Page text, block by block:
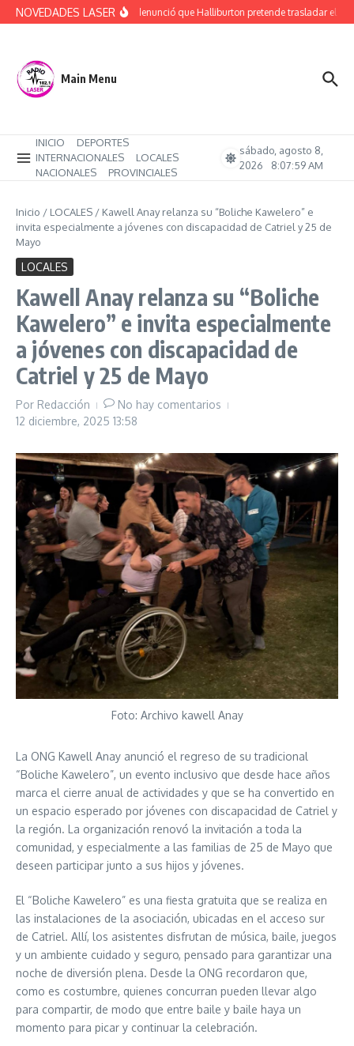
Saltar al contenido
NOVEDADES LASERRucci denunció que Halliburton pretende trasladar el
Main Menu
INICIO
DEPORTES
INTERNACIONALES
LOCALES
NACIONALES
PROVINCIALES
sábado, agosto 8,
2026
8:08:00 AM
Inicio / LOCALES / Kawell Anay relanza su “Boliche Kawelero” e
invita especialmente a jóvenes con discapacidad de Catriel y 25 de
Mayo
LOCALES
Kawell Anay relanza su “Boliche
Kawelero” e invita especialmente
a jóvenes con discapacidad de
Catriel y 25 de Mayo
Por Redacción
No hay comentarios
12 diciembre, 2025 13:58
Foto: Archivo kawell Anay
La ONG Kawell Anay anunció el regreso de su tradicional
“Boliche Kawelero”, un evento inclusivo que desde hace años
marca el cierre anual de actividades y que se ha convertido en
un espacio esperado por jóvenes con discapacidad de Catriel y
la región. La organización renovó la invitación a toda la
comunidad, y especialmente a las familias de 25 de Mayo que
deseen participar junto a sus hijos y jóvenes.
El “Boliche Kawelero” es una fiesta gratuita que se realiza en
las instalaciones de la asociación, ubicadas en el acceso sur
de Catriel. Allí, los asistentes disfrutan de música, baile, juegos
y un ambiente cuidado y seguro, pensado para garantizar una
noche de diversión plena. Desde la ONG recordaron que,
como es costumbre, quienes concurran pueden llevar algo
para compartir, de modo que entre baile y baile haya un
momento para picar y continuar la celebración.